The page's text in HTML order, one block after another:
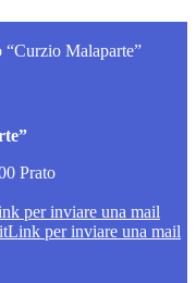
Malaparte”
Prato
per inviare una mail
Link per inviare una mail